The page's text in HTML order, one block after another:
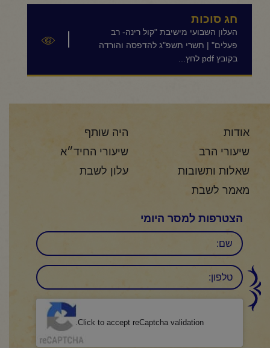
חג סוכות
העלון השבועי מישיבת "קול רינה- רב
פעלים" | תשרי תשפ"ג להדפסה והורדה
בקובץ pdf לחץ...
אודות
היה שותף
שיעורי הרב
שיעורי החיד״א
שאלות ותשובות
עלון לשבת
מאמר לשבת
הצטרפות למסר היומי
שם
טלפון:
Click to accept reCaptcha validation.